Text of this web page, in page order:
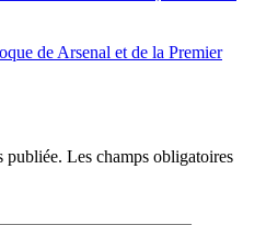
de Arsenal et de la Premier
publiée. Les champs obligatoires